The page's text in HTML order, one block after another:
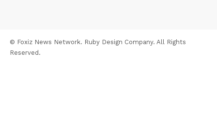
© Foxiz News Network. Ruby Design Company. All Rights
Reserved.